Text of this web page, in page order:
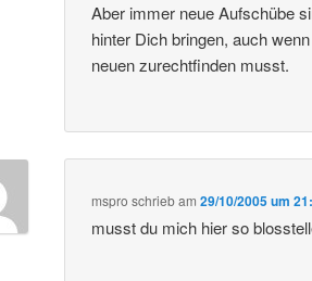
Aber immer neue Aufschübe
hinter Dich bringen, auch
neuen zurechtfinden musst.
mspro schriebam29/10/2005 um
musst du mich hier so